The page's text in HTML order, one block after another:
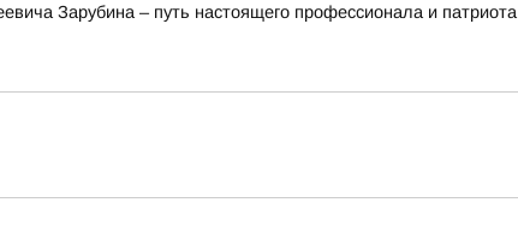
Зарубина – путь настоящего профессионала и